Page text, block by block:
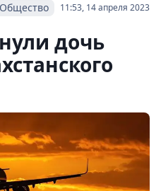
11:53, 14 апреля 2023
Общество
дочь